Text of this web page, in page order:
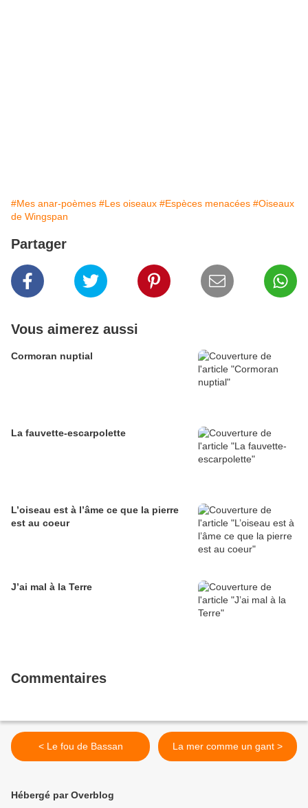
#Mes anar-poèmes #Les oiseaux #Espèces menacées #Oiseaux
de Wingspan
Partager
Vous aimerez aussi
Cormoran nuptial
La fauvette-escarpolette
L’oiseau est à l’âme ce que la pierre
est au coeur
J’ai mal à la Terre
Commentaires
< Le fou de Bassan La mer comme un gant >
Hébergé par Overblog